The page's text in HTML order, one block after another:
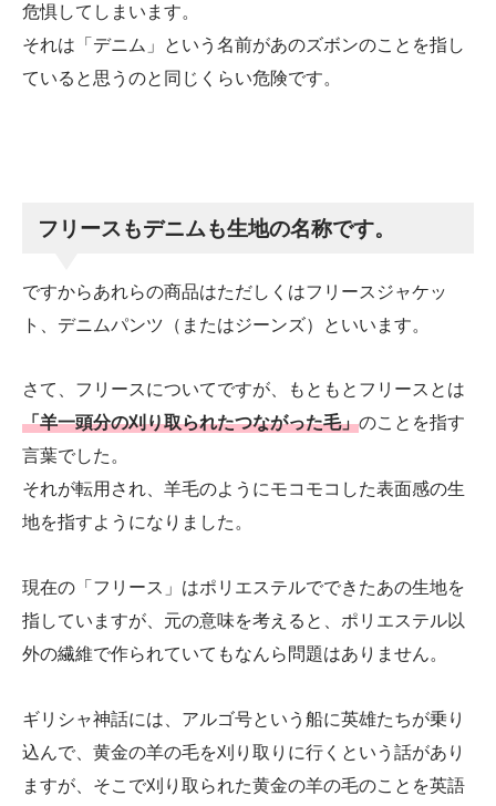
危惧してしまいます。
それは「デニム」という名前があのズボンのことを指し
ていると思うのと同じくらい危険です。
フリースもデニムも生地の名称です。
ですからあれらの商品はただしくはフリースジャケッ
ト、デニムパンツ（またはジーンズ）といいます。
さて、フリースについてですが、もともとフリースとは
「羊一頭分の刈り取られたつながった毛」のことを指す
言葉でした。
それが転用され、羊毛のようにモコモコした表面感の生
地を指すようになりました。
現在の「フリース」はポリエステルでできたあの生地を
指していますが、元の意味を考えると、ポリエステル以
外の繊維で作られていてもなんら問題はありません。
ギリシャ神話には、アルゴ号という船に英雄たちが乗り
込んで、黄金の羊の毛を刈り取りに行くという話があり
ますが、そこで刈り取られた黄金の羊の毛のことを英語